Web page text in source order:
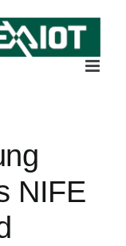
NIFE